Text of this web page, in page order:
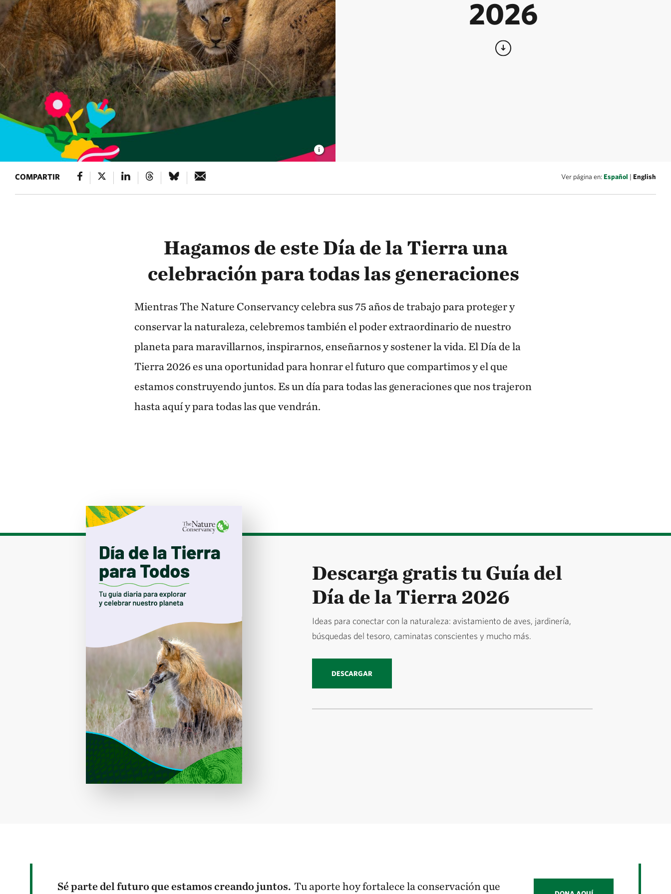
2026
COMPARTIR Ver página en:Español | English
Hagamos de este Día de la Tierra una
celebración para todas las generaciones
Mientras The Nature Conservancy celebra sus 75 años de trabajo para proteger y
conservar la naturaleza, celebremos también el poder extraordinario de nuestro
planeta para maravillarnos, inspirarnos, enseñarnos y sostener la vida. El Día de la
Tierra 2026 es una oportunidad para honrar el futuro que compartimos y el que
estamos construyendo juntos. Es un día para todas las generaciones que nos trajeron
hasta aquí y para todas las que vendrán.
Descarga gratis tu Guía del
Día de la Tierra 2026
Ideas para conectar con la naturaleza: avistamiento de aves, jardinería,
búsquedas del tesoro, caminatas conscientes y mucho más.
DESCARGAR
Sé parte del futuro que estamos creando juntos. Tu aporte hoy fortalece la conservación que